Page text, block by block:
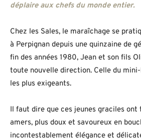
déplaire aux chefs du monde entier.
Chez les Sales, le maraîchage se
à Perpignan depuis une quinzaine de
fin des années 1980, Jean et son fils
toute nouvelle direction. Celle du
les plus exigeants.
Il faut dire que ces jeunes graciles
amers, plus doux et savoureux en
incontestablement élégance et